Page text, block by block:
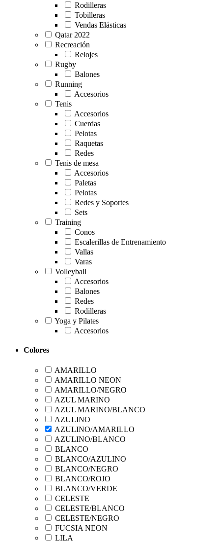
Rodilleras
Tobilleras
Vendas Elásticas
Qatar 2022
Recreación
Relojes
Rugby
Balones
Running
Accesorios
Tenis
Accesorios
Cuerdas
Pelotas
Raquetas
Redes
Tenis de mesa
Accesorios
Paletas
Pelotas
Redes y Soportes
Sets
Training
Conos
Escalerillas de Entrenamiento
Vallas
Varas
Volleyball
Accesorios
Balones
Redes
Rodilleras
Yoga y Pilates
Accesorios
Colores
AMARILLO
AMARILLO NEON
AMARILLO/NEGRO
AZUL MARINO
AZUL MARINO/BLANCO
AZULINO
AZULINO/AMARILLO
AZULINO/BLANCO
BLANCO
BLANCO/AZULINO
BLANCO/NEGRO
BLANCO/ROJO
BLANCO/VERDE
CELESTE
CELESTE/BLANCO
CELESTE/NEGRO
FUCSIA NEON
LILA